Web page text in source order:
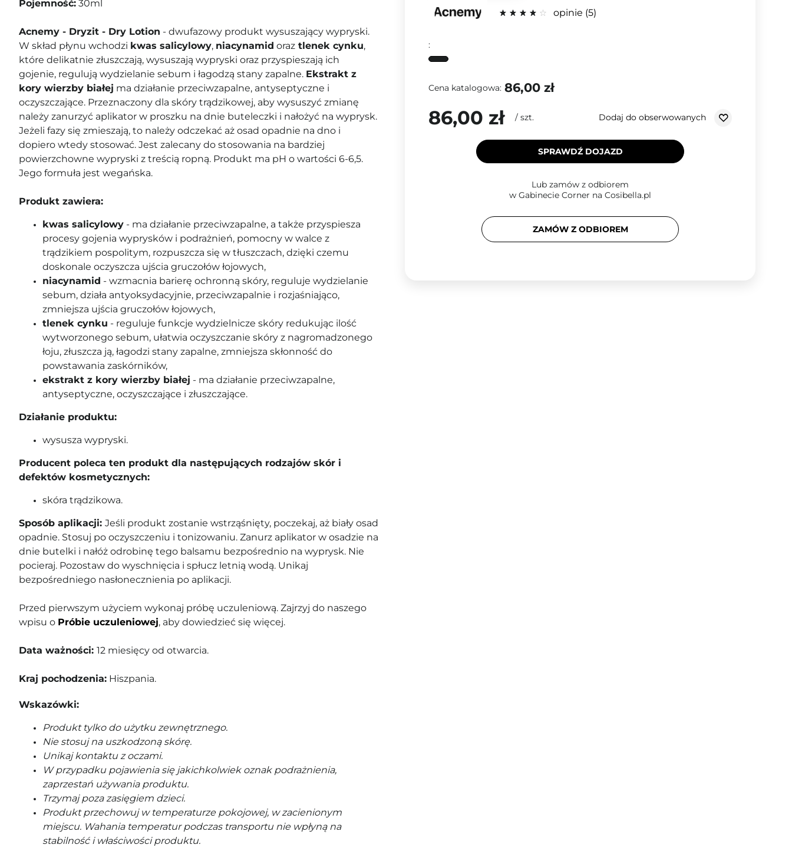
Pojemność: 30ml
Acnemy - Dryzit - Dry Lotion - dwufazowy produkt wysuszający wypryski.
W skład płynu wchodzi kwas salicylowy, niacynamid oraz tlenek cynku,
które delikatnie złuszczają, wysuszają wypryski oraz przyspieszają ich
gojenie, regulują wydzielanie sebum i łagodzą stany zapalne. Ekstrakt z
kory wierzby białej ma działanie przeciwzapalne, antyseptyczne i
oczyszczające. Przeznaczony dla skóry trądzikowej, aby wysuszyć zmianę
należy zanurzyć aplikator w proszku na dnie buteleczki i nałożyć na wyprysk.
Jeżeli fazy się zmieszają, to należy odczekać aż osad opadnie na dno i
dopiero wtedy stosować. Jest zalecany do stosowania na bardziej
powierzchowne wypryski z treścią ropną. Produkt ma pH o wartości 6-6,5.
Jego formuła jest wegańska.
Produkt zawiera:
kwas salicylowy - ma działanie przeciwzapalne, a także przyspiesza
procesy gojenia wyprysków i podrażnień, pomocny w walce z
trądzikiem pospolitym, rozpuszcza się w tłuszczach, dzięki czemu
doskonale oczyszcza ujścia gruczołów łojowych,
niacynamid - wzmacnia barierę ochronną skóry, reguluje wydzielanie
sebum, działa antyoksydacyjnie, przeciwzapalnie i rozjaśniająco,
zmniejsza ujścia gruczołów łojowych,
tlenek cynku - reguluje funkcje wydzielnicze skóry redukując ilość
wytworzonego sebum, ułatwia oczyszczanie skóry z nagromadzonego
łoju, złuszcza ją, łagodzi stany zapalne, zmniejsza skłonność do
powstawania zaskórników,
ekstrakt z kory wierzby białej - ma działanie przeciwzapalne,
antyseptyczne, oczyszczające i złuszczające.
Działanie produktu:
wysusza wypryski.
Producent poleca ten produkt dla następujących rodzajów skór i
defektów kosmetycznych:
skóra trądzikowa.
Sposób aplikacji: Jeśli produkt zostanie wstrząśnięty, poczekaj, aż biały osad
opadnie. Stosuj po oczyszczeniu i tonizowaniu. Zanurz aplikator w osadzie na
dnie butelki i nałóż odrobinę tego balsamu bezpośrednio na wyprysk. Nie
pocieraj. Pozostaw do wyschnięcia i spłucz letnią wodą. Unikaj
bezpośredniego nasłonecznienia po aplikacji.
Przed pierwszym użyciem wykonaj próbę uczuleniową. Zajrzyj do naszego
wpisu o Próbie uczuleniowej, aby dowiedzieć się więcej.
Data ważności: 12 miesięcy od otwarcia.
Kraj pochodzenia: Hiszpania.
Wskazówki:
Produkt tylko do użytku zewnętrznego.
Nie stosuj na uszkodzoną skórę.
Unikaj kontaktu z oczami.
W przypadku pojawienia się jakichkolwiek oznak podrażnienia,
zaprzestań używania produktu.
Trzymaj poza zasięgiem dzieci.
Produkt przechowuj w temperaturze pokojowej, w zacienionym
miejscu. Wahania temperatur podczas transportu nie wpłyną na
stabilność i właściwości produktu.
opinie 5
:
Cena katalogowa: 86,00 zł
86,00 zł / szt. Dodaj do obserwowanych
SPRAWDŹ DOJAZD
Lub zamów z odbiorem
w Gabinecie Corner na Cosibella.pl
ZAMÓW Z ODBIOREM